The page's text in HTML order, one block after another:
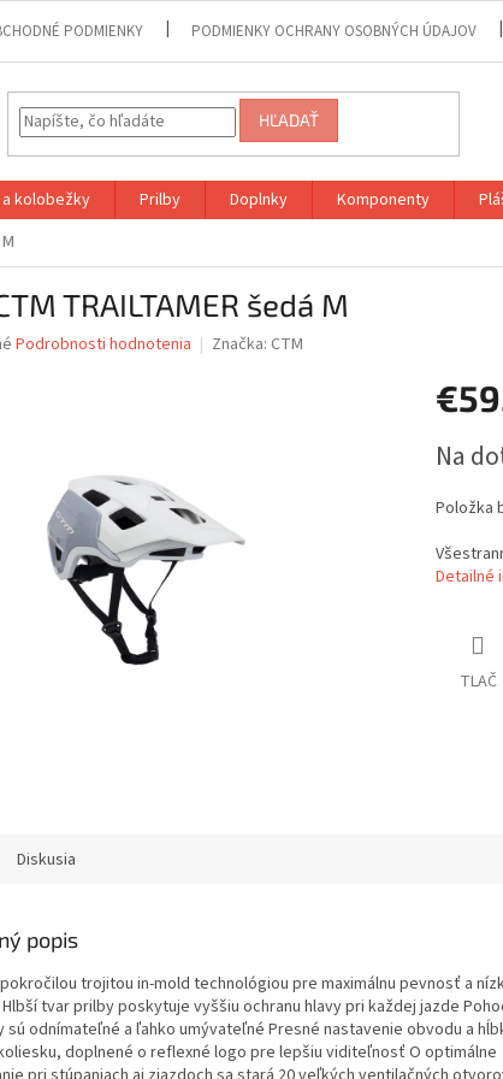
PODMIENKY PODMIENKY OCHRANY OSOBNÝCH ÚDAJOV
HĽADAŤ
kolobežky Prilby Doplnky Komponenty
TRAILTAMER šedá M
Podrobnosti hodnotenia Značka: CTM
cena:
Na
Položka
Detailné
TLAČ
Diskusia
popis
trojitou in-mold technológiou pre maximálnu pevnosť a
tvar prilby poskytuje vyššiu ochranu hlavy pri každej jazde
sú odnímateľné a ľahko umývateľné Presné nastavenie obvodu a
doplnené o reflexné logo pre lepšiu viditeľnosť O optimálne